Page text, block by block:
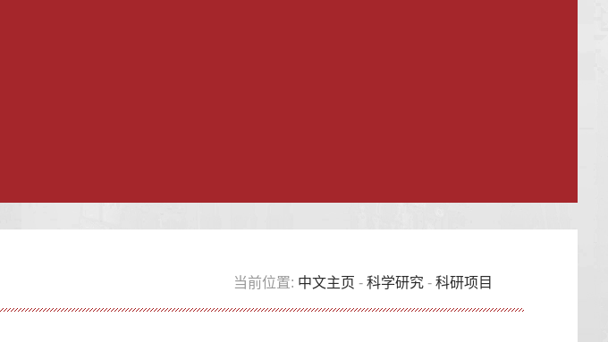
当前位置: 中文主页 -科学研究 -科研项目